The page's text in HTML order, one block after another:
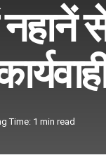
Time: 1 min read